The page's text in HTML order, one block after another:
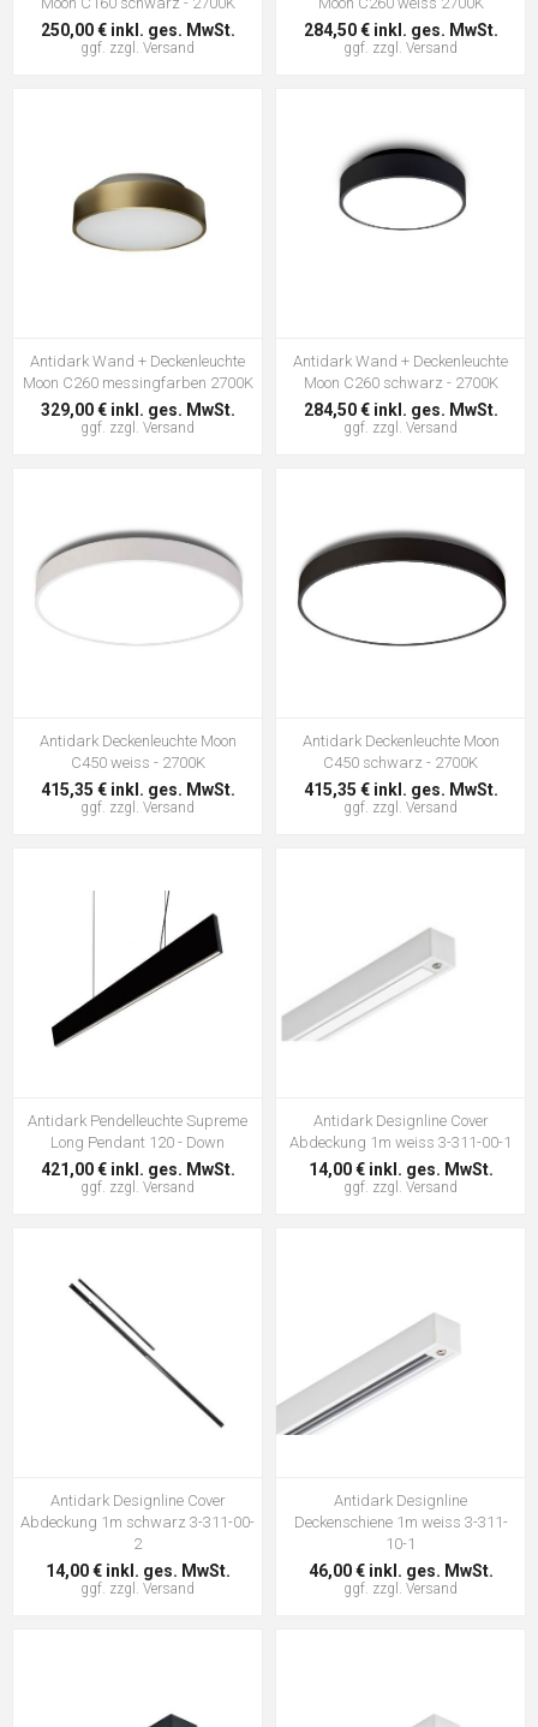
250,00 € inkl. ges. MwSt.
ggf. zzgl. Versand
284,50 € inkl. ges. MwSt.
ggf. zzgl. Versand
Antidark Wand + Deckenleuchte
Moon C260 messingfarben 2700K
329,00 € inkl. ges. MwSt.
ggf. zzgl. Versand
Antidark Wand + Deckenleuchte
Moon C260 schwarz - 2700K
284,50 € inkl. ges. MwSt.
ggf. zzgl. Versand
Antidark Deckenleuchte Moon
C450 weiss - 2700K
415,35 € inkl. ges. MwSt.
ggf. zzgl. Versand
Antidark Deckenleuchte Moon
C450 schwarz - 2700K
415,35 € inkl. ges. MwSt.
ggf. zzgl. Versand
Antidark Pendelleuchte Supreme
Long Pendant 120 - Down
421,00 € inkl. ges. MwSt.
ggf. zzgl. Versand
Antidark Designline Cover
Abdeckung 1m weiss 3-311-00-1
14,00 € inkl. ges. MwSt.
ggf. zzgl. Versand
Antidark Designline Cover
Abdeckung 1m schwarz 3-311-00-
2
14,00 € inkl. ges. MwSt.
ggf. zzgl. Versand
Antidark Designline
Deckenschiene 1m weiss 3-311-
10-1
46,00 € inkl. ges. MwSt.
ggf. zzgl. Versand